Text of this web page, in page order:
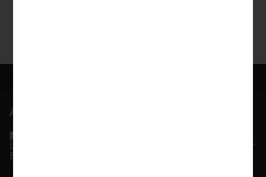
At your service
Can be reached by phone, Monday to Friday, 8 a. m. –